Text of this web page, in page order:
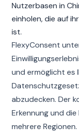
Nutzerbasen in
einholen, die auf
ist.
FlexyConsent
und ermöglicht es
abzudecken. Der
Erkennung und
mehrere Regionen.